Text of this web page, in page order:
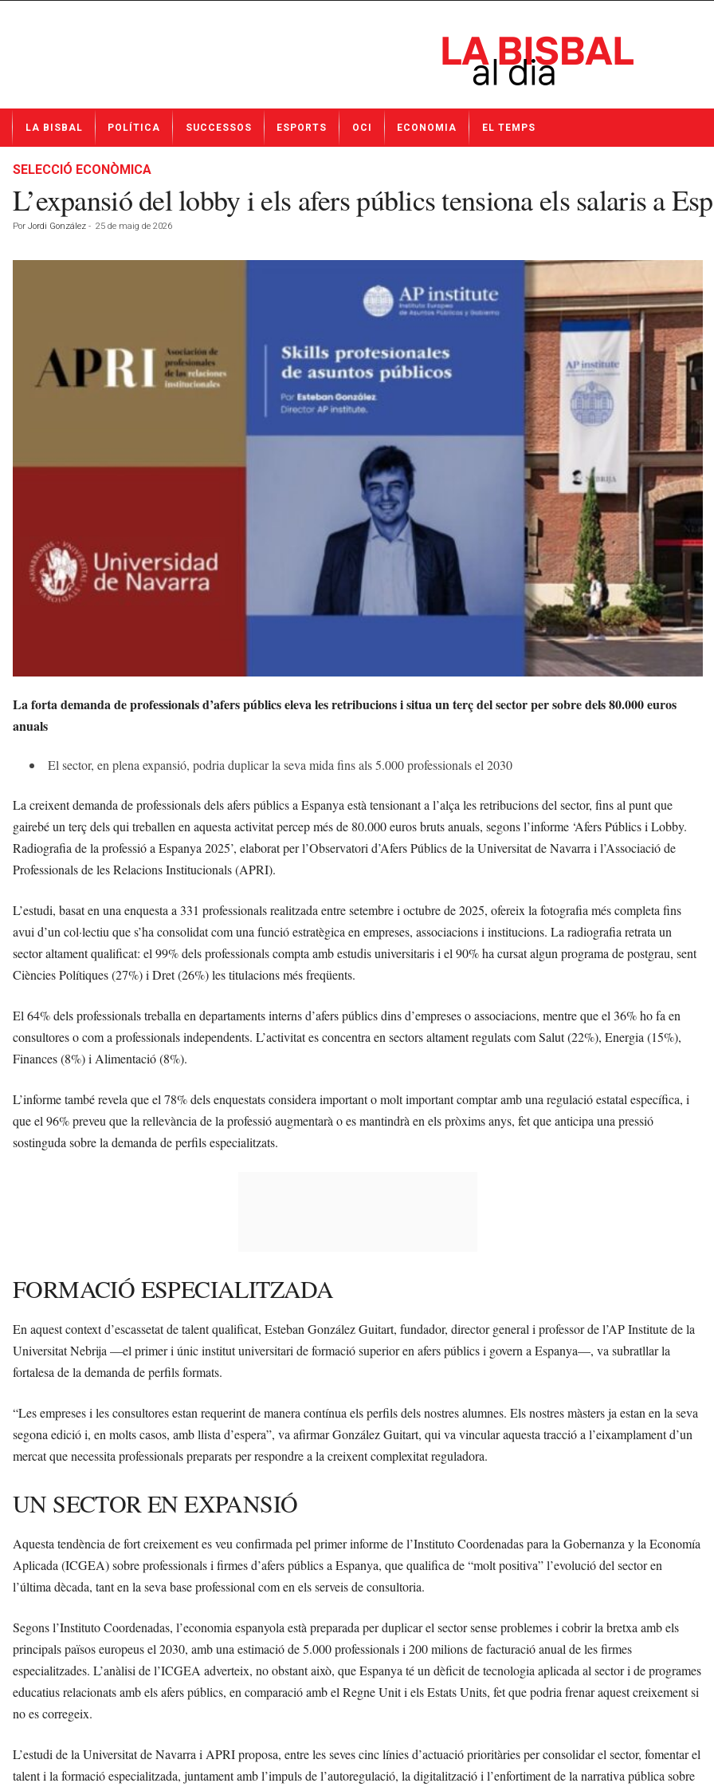
t
LA BISBAL POLÍTICA SUCCESSOS ESPORTS OCI ECONOMIA EL TEMPS
SELECCIÓ ECONÒMICA
L’expansió del lobby i els afers públics tensiona els salaris a
Por Jordi González - 25 de maig de 2026
La forta demanda de professionals d’afers públics eleva les retribucions i situa un terç del sector per sobre dels 80.000 euros
anuals
El sector, en plena expansió, podria duplicar la seva mida fins als 5.000 professionals el 2030
La creixent demanda de professionals dels afers públics a Espanya està tensionant a l’alça les retribucions del sector, fins al punt que
gairebé un terç dels qui treballen en aquesta activitat percep més de 80.000 euros bruts anuals, segons l’informe ‘Afers Públics i Lobby.
Radiografia de la professió a Espanya 2025’, elaborat per l’Observatori d’Afers Públics de la Universitat de Navarra i l’Associació de
Professionals de les Relacions Institucionals (APRI).
L’estudi, basat en una enquesta a 331 professionals realitzada entre setembre i octubre de 2025, ofereix la fotografia més completa fins
avui d’un col·lectiu que s’ha consolidat com una funció estratègica en empreses, associacions i institucions. La radiografia retrata un
sector altament qualificat: el 99% dels professionals compta amb estudis universitaris i el 90% ha cursat algun programa de postgrau, sent
Ciències Polítiques (27%) i Dret (26%) les titulacions més freqüents.
El 64% dels professionals treballa en departaments interns d’afers públics dins d’empreses o associacions, mentre que el 36% ho fa en
consultores o com a professionals independents. L’activitat es concentra en sectors altament regulats com Salut (22%), Energia (15%),
Finances (8%) i Alimentació (8%).
L’informe també revela que el 78% dels enquestats considera important o molt important comptar amb una regulació estatal específica, i
que el 96% preveu que la rellevància de la professió augmentarà o es mantindrà en els pròxims anys, fet que anticipa una pressió
sostinguda sobre la demanda de perfils especialitzats.
FORMACIÓ ESPECIALITZADA
En aquest context d’escassetat de talent qualificat, Esteban González Guitart, fundador, director general i professor de l’AP Institute de la
Universitat Nebrija —el primer i únic institut universitari de formació superior en afers públics i govern a Espanya—, va subratllar la
fortalesa de la demanda de perfils formats.
“Les empreses i les consultores estan requerint de manera contínua els perfils dels nostres alumnes. Els nostres màsters ja estan en la seva
segona edició i, en molts casos, amb llista d’espera”, va afirmar González Guitart, qui va vincular aquesta tracció a l’eixamplament d’un
mercat que necessita professionals preparats per respondre a la creixent complexitat reguladora.
UN SECTOR EN EXPANSIÓ
Aquesta tendència de fort creixement es veu confirmada pel primer informe de l’Instituto Coordenadas para la Gobernanza y la Economía
Aplicada (ICGEA) sobre professionals i firmes d’afers públics a Espanya, que qualifica de “molt positiva” l’evolució del sector en
l’última dècada, tant en la seva base professional com en els serveis de consultoria.
Segons l’Instituto Coordenadas, l’economia espanyola està preparada per duplicar el sector sense problemes i cobrir la bretxa amb els
principals països europeus el 2030, amb una estimació de 5.000 professionals i 200 milions de facturació anual de les firmes
especialitzades. L’anàlisi de l’ICGEA adverteix, no obstant això, que Espanya té un dèficit de tecnologia aplicada al sector i de programes
educatius relacionats amb els afers públics, en comparació amb el Regne Unit i els Estats Units, fet que podria frenar aquest creixement si
no es corregeix.
L’estudi de la Universitat de Navarra i APRI proposa, entre les seves cinc línies d’actuació prioritàries per consolidar el sector, fomentar el
talent i la formació especialitzada, juntament amb l’impuls de l’autoregulació, la digitalització i l’enfortiment de la narrativa pública sobre